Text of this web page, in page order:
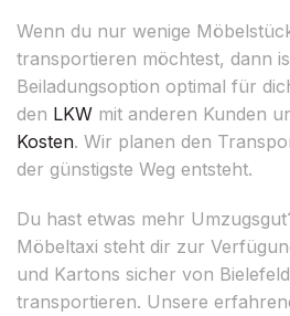
Wenn du nur wenige
transportieren möchtest, dann
Beiladungsoption optimal für
den LKW mit anderen Kunden
Kosten. Wir planen den
der günstigste Weg entsteht.
Du hast etwas mehr
Möbeltaxi steht dir zur
und Kartons sicher von
transportieren. Unsere